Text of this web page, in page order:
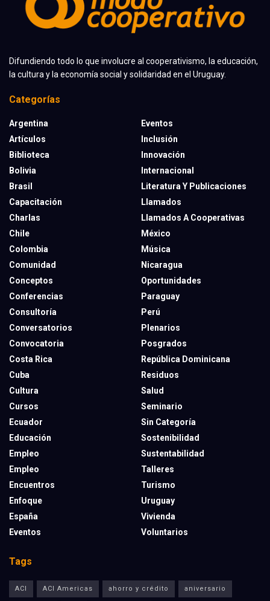
Difundiendo todo lo que involucre al cooperativismo, la educación,
la cultura y la economía social y solidaridad en el Uruguay.
Categorías
Argentina
Artículos
Biblioteca
Bolivia
Brasil
Capacitación
Charlas
Chile
Colombia
Comunidad
Conceptos
Conferencias
Consultoría
Conversatorios
Convocatoria
Costa Rica
Cuba
Cultura
Cursos
Ecuador
Educación
Empleo
Empleo
Encuentros
Enfoque
España
Eventos
Eventos
Inclusión
Innovación
Internacional
Literatura Y Publicaciones
Llamados
Llamados A Cooperativas
México
Música
Nicaragua
Oportunidades
Paraguay
Perú
Plenarios
Posgrados
República Dominicana
Residuos
Salud
Seminario
Sin Categoría
Sostenibilidad
Sustentabilidad
Talleres
Turismo
Uruguay
Vivienda
Voluntarios
Tags
ACI ACI Americas ahorro y crédito aniversario